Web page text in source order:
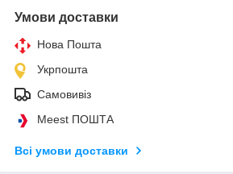
Умови доставки
Нова Пошта
Укрпошта
Самовивіз
Meest ПОШТА
Всі умови доставки